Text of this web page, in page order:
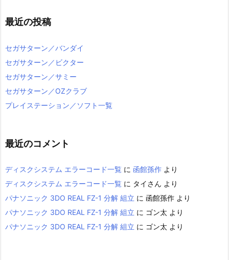
最近の投稿
セガサターン／バンダイ
セガサターン／ビクター
セガサターン／サミー
セガサターン／OZクラブ
プレイステーション／ソフト一覧
最近のコメント
ディスクシステム エラーコード一覧 に 函館孫作 より
ディスクシステム エラーコード一覧 に タイさん より
パナソニック 3DO REAL FZ-1 分解 組立 に 函館孫作 より
パナソニック 3DO REAL FZ-1 分解 組立 に ゴン太 より
パナソニック 3DO REAL FZ-1 分解 組立 に ゴン太 より